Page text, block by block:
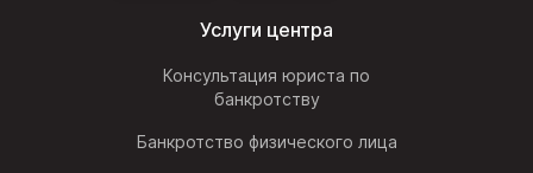
Услуги центра
Консультация юриста по
банкротству
Банкротство физического лица